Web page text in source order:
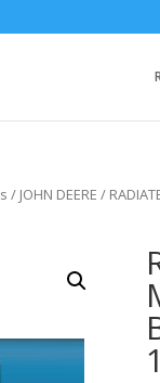
/ JOHN DEERE /